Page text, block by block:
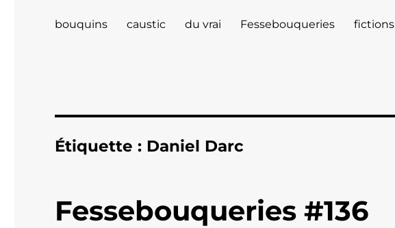
bouquins caustic du vrai Fessebouqueries fictions
Étiquette : Daniel Darc
Fessebouqueries #136